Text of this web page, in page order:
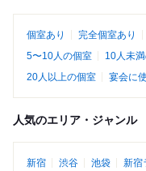
個室あり 完全個室あり
5〜10人の個室
10人未
20人以上の個室
宴会に
人気のエリア・ジャンル
新宿 渋谷 池袋 新宿